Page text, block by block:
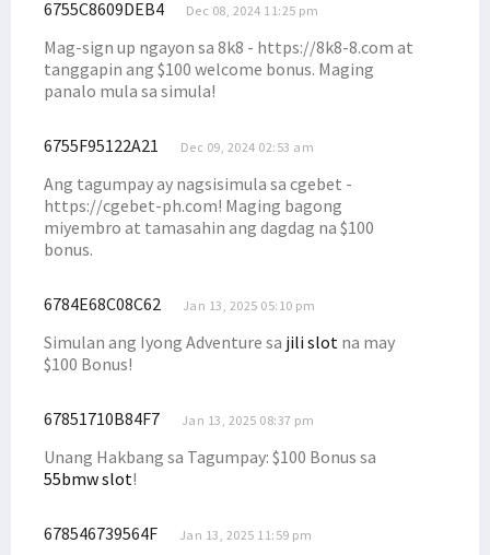
6755C8609DEB4 Dec 08, 2024 11:25 pm
Mag-sign up ngayon sa 8k8 - https://8k8-8.com at
tanggapin ang $100 welcome bonus. Maging
panalo mula sa simula!
6755F95122A21 Dec 09, 2024 02:53 am
Ang tagumpay ay nagsisimula sa cgebet -
https://cgebet-ph.com! Maging bagong
miyembro at tamasahin ang dagdag na $100
bonus.
6784E68C08C62 Jan 13, 2025 05:10 pm
Simulan ang Iyong Adventure sa jili slot na may
$100 Bonus!
67851710B84F7 Jan 13, 2025 08:37 pm
Unang Hakbang sa Tagumpay: $100 Bonus sa
55bmw slot!
678546739564F Jan 13, 2025 11:59 pm